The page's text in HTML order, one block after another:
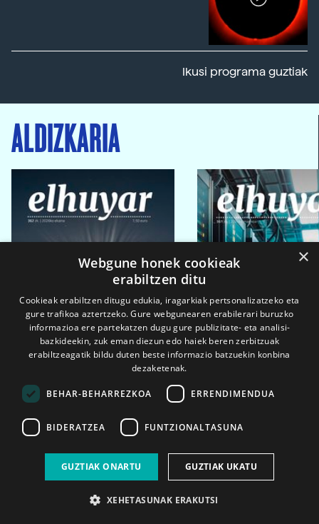
Ikusi programa guztiak
ALDIZKARIA
2026ko eka. 1a 2026ko mar. 1a
×
Webgune honek cookieak
erabiltzen ditu
Cookieak erabiltzen ditugu edukia, iragarkiak pertsonalizatzeko eta
gure trafikoa aztertzeko. Gure webgunearen erabilerari buruzko
informazioa ere partekatzen dugu gure publizitate- eta analisi-
bazkideekin, zuk eman diezun edo haiek beren zerbitzuak
erabiltzeagatik bildu duten beste informazio batzuekin konbina
dezaketenak.
BEHAR-BEHARREZKOA ERRENDIMENDUA
BIDERATZEA FUNTZIONALTASUNA
GUZTIAK ONARTU GUZTIAK UKATU
XEHETASUNAK ERAKUTSI